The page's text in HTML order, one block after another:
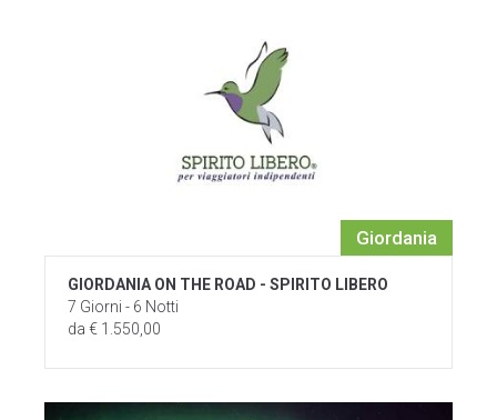
Giordania
GIORDANIA ON THE ROAD - SPIRITO LIBERO
7 Giorni - 6 Notti
da € 1.550,00